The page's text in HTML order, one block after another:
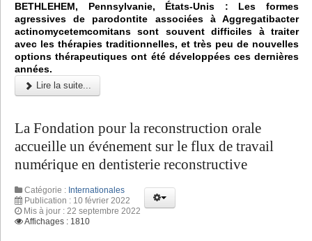
BETHLEHEM, Pennsylvanie, États-Unis : Les formes
agressives de parodontite associées à Aggregatibacter
actinomycetemcomitans sont souvent difficiles à traiter
avec les thérapies traditionnelles, et très peu de nouvelles
options thérapeutiques ont été développées ces dernières
années.
Lire la suite...
La Fondation pour la reconstruction orale
accueille un événement sur le flux de travail
numérique en dentisterie reconstructive
Catégorie : Internationales
Publication : 10 février 2022
Mis à jour : 22 septembre 2022
Affichages : 1810